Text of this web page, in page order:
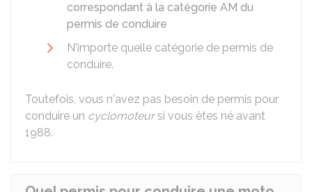
correspondant à la catégorie AM du
permis de conduire
N'importe quelle catégorie de permis de
conduire.
Toutefois, vous n'avez pas besoin de permis pour
conduire un cyclomoteursi vous êtes né avant
1988.